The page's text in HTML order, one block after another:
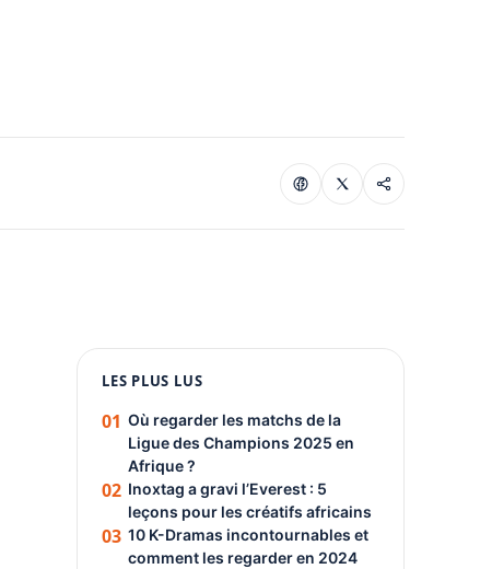
PUBLICITÉ
LES PLUS LUS
01 Où regarder les matchs de la
Ligue des Champions 2025 en
Afrique ?
02 Inoxtag a gravi l’Everest : 5
leçons pour les créatifs africains
03 10 K-Dramas incontournables et
comment les regarder en 2024